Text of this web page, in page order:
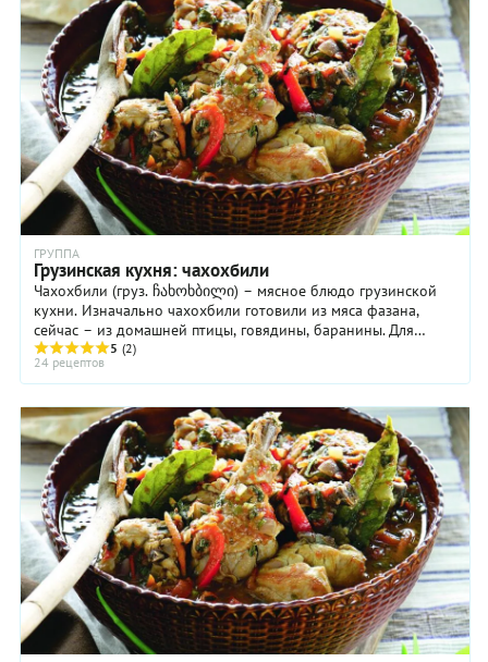
ГРУППА
Грузинская кухня: чахохбили
Чахохбили (груз. ჩახოხბილი) – мясное блюдо грузинской
кухни. Изначально чахохбили готовили из мяса фазана,
сейчас – из домашней птицы, говядины, баранины. Для
приготовления чахохбили нужно мясо с ...
5 (2)
24 рецептов